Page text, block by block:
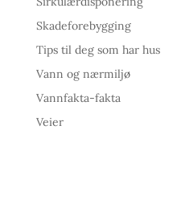
Skadeforebygging
Tips til deg som har hus
Vann og nærmiljø
Vannfakta-fakta
Veier